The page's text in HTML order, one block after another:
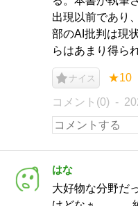
出現以前であり
部のAI批判は現
らはあまり得ら
ナイス ★10
コメント(0)
はな
大好物な分野だ